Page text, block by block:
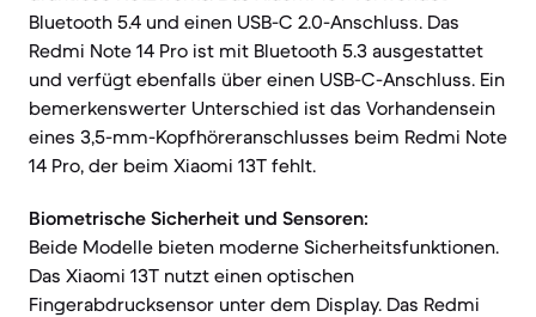
Bluetooth 5.4 und einen USB-C 2.0-Anschluss. Das
Redmi Note 14 Pro ist mit Bluetooth 5.3 ausgestattet
und verfügt ebenfalls über einen USB-C-Anschluss. Ein
bemerkenswerter Unterschied ist das Vorhandensein
eines 3,5-mm-Kopfhöreranschlusses beim Redmi Note
14 Pro, der beim Xiaomi 13T fehlt.
Biometrische Sicherheit und Sensoren:
Beide Modelle bieten moderne Sicherheitsfunktionen.
Das Xiaomi 13T nutzt einen optischen
Fingerabdrucksensor unter dem Display. Das Redmi